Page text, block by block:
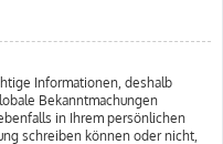
Informationen, deshalb
Bekanntmachungen
in Ihrem persönlichen
schreiben können oder nicht,